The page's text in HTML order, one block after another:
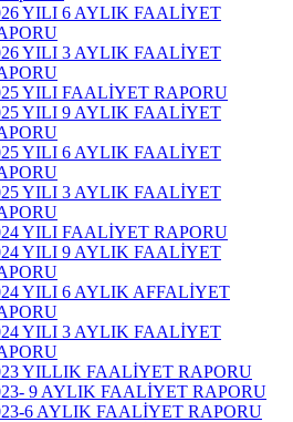
YILI 6 AYLIK FAALİYET
YILI 3 AYLIK FAALİYET
YILI FAALİYET RAPORU
YILI 9 AYLIK FAALİYET
YILI 6 AYLIK FAALİYET
YILI 3 AYLIK FAALİYET
YILI FAALİYET RAPORU
YILI 9 AYLIK FAALİYET
YILI 6 AYLIK AFFALİYET
YILI 3 AYLIK FAALİYET
YILLIK FAALİYET RAPORU
9 AYLIK FAALİYET RAPORU
6 AYLIK FAALİYET RAPORU